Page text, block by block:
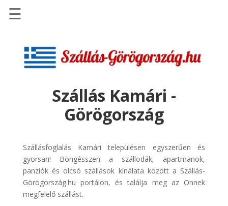
Szállások
Repülőjegy
pénzvisszatérítéssel
Discover
Cars
Transzfer
☰
Szállás Kamári -
Görögország
Szállásfoglalás Kamári településen egyszerűen és
gyorsan! Böngésszen a szállodák, apartmanok,
panziók és olcsó szállások kínálata között a Szállás-
Görögország.hu portálon, és találja meg az Önnek
megfelelő szállást.